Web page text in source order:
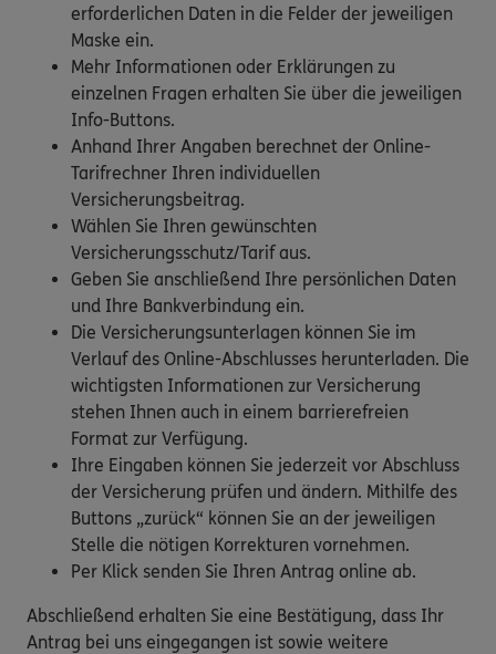
erforderlichen Daten in die Felder der jeweiligen
Maske ein.
Mehr Informationen oder Erklärungen zu
einzelnen Fragen erhalten Sie über die jeweiligen
Info-Buttons.
Anhand Ihrer Angaben berechnet der Online-
Tarifrechner Ihren individuellen
Versicherungsbeitrag.
Wählen Sie Ihren gewünschten
Versicherungsschutz/Tarif aus.
Geben Sie anschließend Ihre persönlichen Daten
und Ihre Bankverbindung ein.
Die Versicherungsunterlagen können Sie im
Verlauf des Online-Abschlusses herunterladen. Die
wichtigsten Informationen zur Versicherung
stehen Ihnen auch in einem barrierefreien
Format zur Verfügung.
Ihre Eingaben können Sie jederzeit vor Abschluss
der Versicherung prüfen und ändern. Mithilfe des
Buttons „zurück“ können Sie an der jeweiligen
Stelle die nötigen Korrekturen vornehmen.
Per Klick senden Sie Ihren Antrag online ab.
Abschließend erhalten Sie eine Bestätigung, dass Ihr
Antrag bei uns eingegangen ist sowie weitere